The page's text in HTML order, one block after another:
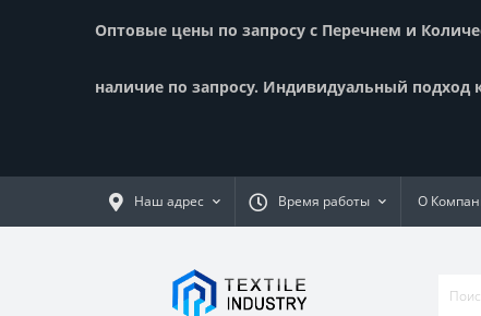
Оптовые цены по запросу с Перечнем и
наличие по запросу. Индивидуальный подход
Наш адрес Время работы О